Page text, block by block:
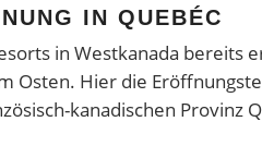
IN QUEBÉC
in Westkanada bereits
Osten. Hier die
kanadischen Provinz